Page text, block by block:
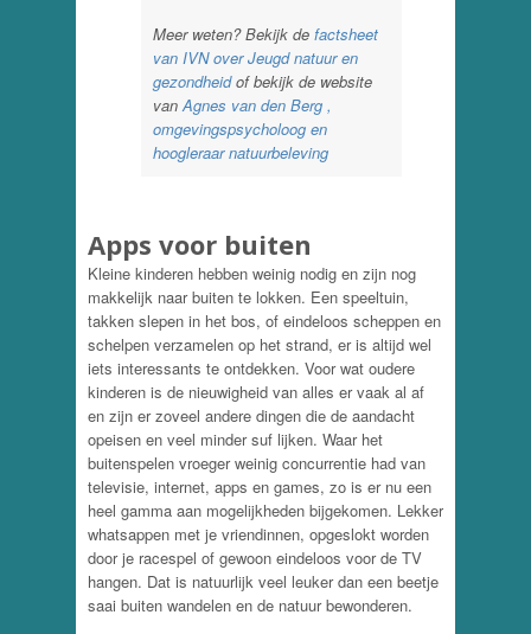
Meer weten? Bekijk de factsheet
van IVN over Jeugd natuur en
gezondheidof bekijk de website
vanAgnes van den Berg ,
omgevingspsycholoog en
hoogleraar natuurbeleving
Apps voor buiten
Kleine kinderen hebben weinig nodig en zijn nog
makkelijk naar buiten te lokken. Een speeltuin,
takken slepen in het bos, of eindeloos scheppen en
schelpen verzamelen op het strand, er is altijd wel
iets interessants te ontdekken. Voor wat oudere
kinderen is de nieuwigheid van alles er vaak al af
en zijn er zoveel andere dingen die de aandacht
opeisen en veel minder suf lijken. Waar het
buitenspelen vroeger weinig concurrentie had van
televisie, internet, apps en games, zo is er nu een
heel gamma aan mogelijkheden bijgekomen. Lekker
whatsappen met je vriendinnen, opgeslokt worden
door je racespel of gewoon eindeloos voor de TV
hangen. Dat is natuurlijk veel leuker dan een beetje
saai buiten wandelen en de natuur bewonderen.